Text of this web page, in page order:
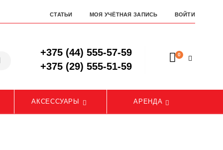
СТАТЬИ МОЯ УЧЁТНАЯ ЗАПИСЬ ВОЙТИ
+375 (44) 555-57-59
+375 (29) 555-51-59
0
АКСЕССУАРЫ АРЕНДА